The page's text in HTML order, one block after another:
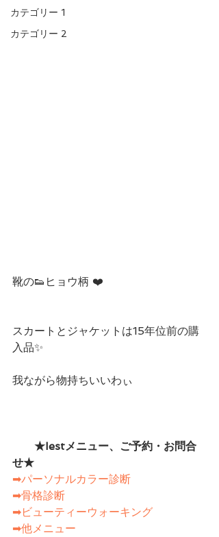
カテゴリー 1
カテゴリー 2
靴の👟ヒョウ柄 ❤️
スカートとジャケットは15年位前の購
入品✨
我ながら物持ちいいわぃ
★Iestメニュー、ご予約・お問合
せ★
➡パーソナルカラー診断
➡骨格診断
➡ビューティーウォーキング
➡他メニュー